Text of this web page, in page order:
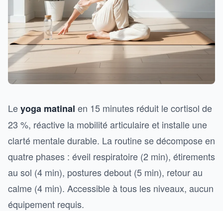
Leyoga matinal en 15 minutes réduit le cortisol de
23 %, réactive la mobilité articulaire et installe une
clarté mentale durable. La routine se décompose en
quatre phases : éveil respiratoire (2 min), étirements
au sol (4 min), postures debout (5 min), retour au
calme (4 min). Accessible à tous les niveaux, aucun
équipement requis.